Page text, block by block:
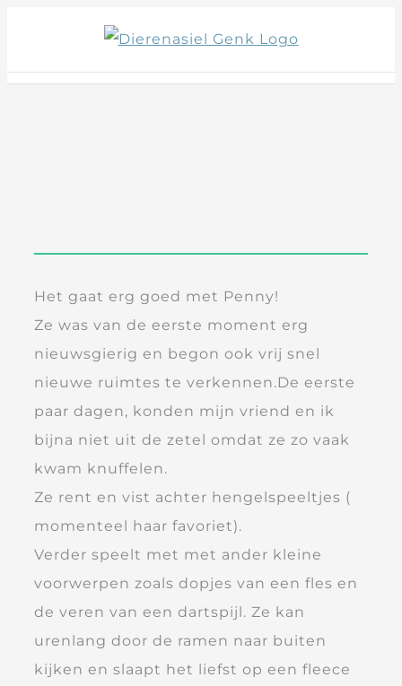
content
Het gaat erg goed met Penny!
Ze was van de eerste moment erg
nieuwsgierig en begon ook vrij snel
nieuwe ruimtes te verkennen.De eerste
paar dagen, konden mijn vriend en ik
bijna niet uit de zetel omdat ze zo vaak
kwam knuffelen.
Ze rent en vist achter hengelspeeltjes (
momenteel haar favoriet).
Verder speelt met met ander kleine
voorwerpen zoals dopjes van een fles en
de veren van een dartspijl. Ze kan
urenlang door de ramen naar buiten
kijken en slaapt het liefst op een fleece